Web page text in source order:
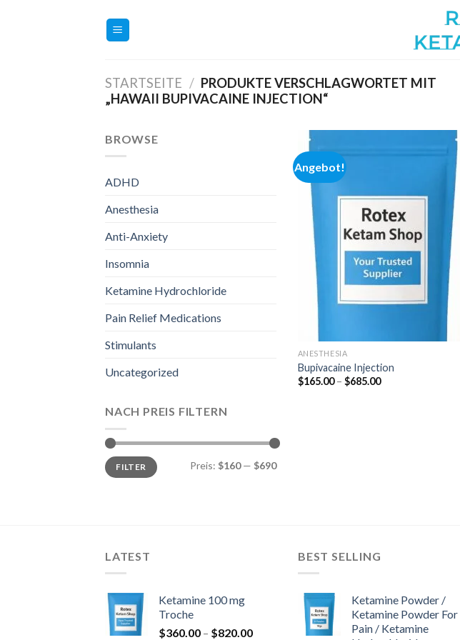
STARTSEITE / PRODUKTE VERSCHLAGWORTET MIT
„HAWAII BUPIVACAINE INJECTION“
BROWSE
ADHD
Anesthesia
Anti-Anxiety
Insomnia
Ketamine Hydrochloride
Pain Relief Medications
Stimulants
Uncategorized
NACH PREIS FILTERN
Min.
Preis
Max.
PreisFILTER Preis: $160— $690
Angebot!
Add to
wishlist
ANESTHESIA
Bupivacaine Injection
$165.00 – $685.00Preisspanne:
LATEST
Ketamine 100 mg
Troche
$360.00 – $820.00Preisspanne:
BEST SELLING
Ketamine Powder /
Ketamine Powder For
Pain / Ketamine